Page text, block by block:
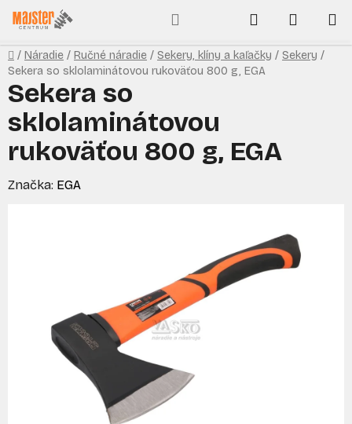
Prejsť
na
obsah
Hľadať
KOŠÍK
Domov
/ Náradie / Ručné náradie / Sekery, klíny a kaľačky / Sekery /
Sekera so sklolaminátovou rukoväťou 800 g, EGA
Sekera so
sklolaminátovou
rukoväťou 800 g, EGA
Značka: EGA